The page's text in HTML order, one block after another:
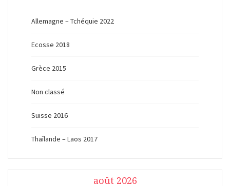
Allemagne – Tchéquie 2022
Ecosse 2018
Grèce 2015
Non classé
Suisse 2016
Thaïlande – Laos 2017
août 2026